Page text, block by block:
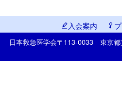
入会案内
日本救急医学会〒113-0033 東京